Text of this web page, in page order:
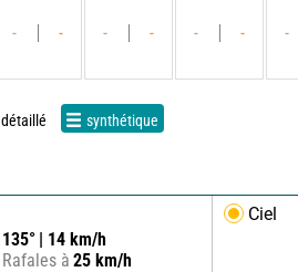
- - - - - - -
détaillé synthétique
135° 14 km/h
Rafales à 25 km/h
Ciel